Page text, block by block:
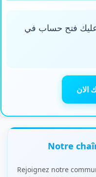
فتح حساب في
الان
Notre
Rejoignez notre